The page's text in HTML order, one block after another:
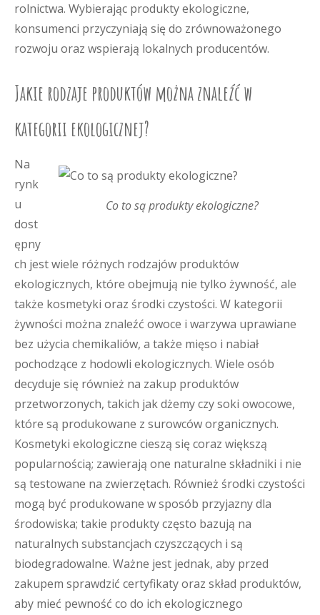
rolnictwa. Wybierając produkty ekologiczne,
konsumenci przyczyniają się do zrównoważonego
rozwoju oraz wspierają lokalnych producentów.
Jakie rodzaje produktów można znaleźć w
kategorii ekologicznej?
Co to są produkty ekologiczne?
Na
rynk
u
dost
ępny
ch jest wiele różnych rodzajów produktów
ekologicznych, które obejmują nie tylko żywność, ale
także kosmetyki oraz środki czystości. W kategorii
żywności można znaleźć owoce i warzywa uprawiane
bez użycia chemikaliów, a także mięso i nabiał
pochodzące z hodowli ekologicznych. Wiele osób
decyduje się również na zakup produktów
przetworzonych, takich jak dżemy czy soki owocowe,
które są produkowane z surowców organicznych.
Kosmetyki ekologiczne cieszą się coraz większą
popularnością; zawierają one naturalne składniki i nie
są testowane na zwierzętach. Również środki czystości
mogą być produkowane w sposób przyjazny dla
środowiska; takie produkty często bazują na
naturalnych substancjach czyszczących i są
biodegradowalne. Ważne jest jednak, aby przed
zakupem sprawdzić certyfikaty oraz skład produktów,
aby mieć pewność co do ich ekologicznego